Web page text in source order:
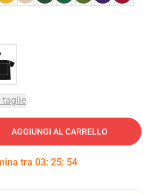
taglie
AGGIUNGI AL CARRELLO
tra 03: 25: 53